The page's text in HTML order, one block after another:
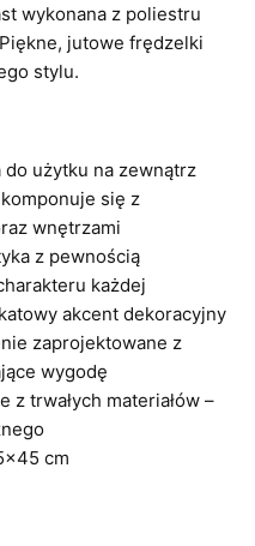
wykonana z poliestru
jutowe frędzelki
stylu.
do użytku na zewnątrz
się z
wnętrzami
z pewnością
każdej
akcent dekoracyjny
zaprojektowane z
wygodę
z trwałych materiałów –
cm